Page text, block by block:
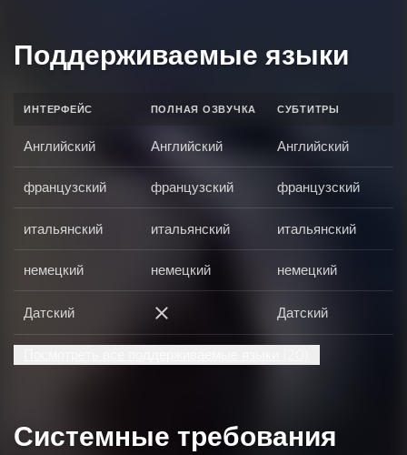
Поддерживаемые языки
ИНТЕРФЕЙС ПОЛНАЯ ОЗВУЧКА СУБТИТРЫ
Английский Английский Английский
французский французский французский
итальянский итальянский итальянский
немецкий немецкий немецкий
Датский Датский Датский
Системные требования